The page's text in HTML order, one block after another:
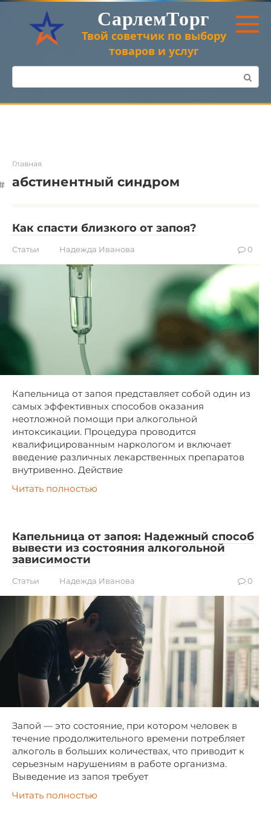
Перейти
контенту
СарлемТорг
Твой советчик по выбору
товаров и услуг
Поиск:
Главная
абстинентный синдром
Как спасти близкого от запоя?
Статьи Надежда Иванова 0
Капельница от запоя представляет собой один из
самых эффективных способов оказания
неотложной помощи при алкогольной
интоксикации. Процедура проводится
квалифицированным наркологом и включает
введение различных лекарственных препаратов
внутривенно. Действие
Читать полностью
Капельница от запоя: Надежный способ
вывести из состояния алкогольной
зависимости
Статьи Надежда Иванова 0
Запой — это состояние, при котором человек в
течение продолжительного времени потребляет
алкоголь в больших количествах, что приводит к
серьезным нарушениям в работе организма.
Выведение из запоя требует
Читать полностью